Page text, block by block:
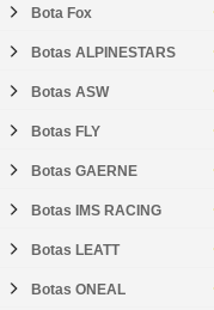
Bota Fox
Botas ALPINESTARS
Botas ASW
Botas FLY
Botas GAERNE
Botas IMS RACING
Botas LEATT
Botas ONEAL